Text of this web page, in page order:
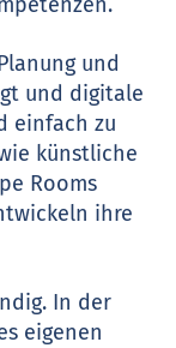
und
und digitale
einfach zu
künstliche
Rooms
ihre
In der
eigenen